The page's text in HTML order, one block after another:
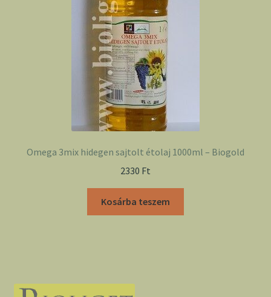
Omega 3mix hidegen sajtolt étolaj 1000ml – Biogold
2330 Ft
Kosárba teszem